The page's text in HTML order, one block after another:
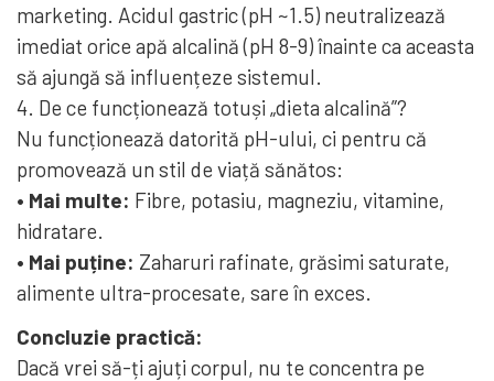
marketing. Acidul gastric (pH ~1.5) neutralizează
imediat orice apă alcalină (pH 8-9) înainte ca aceasta
să ajungă să influențeze sistemul.
4. De ce funcționează totuși „dieta alcalină”?
Nu funcționează datorită pH-ului, ci pentru că
promovează un stil de viață sănătos:
• Mai multe: Fibre, potasiu, magneziu, vitamine,
hidratare.
• Mai puține: Zaharuri rafinate, grăsimi saturate,
alimente ultra-procesate, sare în exces.
Concluzie practică:
Dacă vrei să-ți ajuți corpul, nu te concentra pe